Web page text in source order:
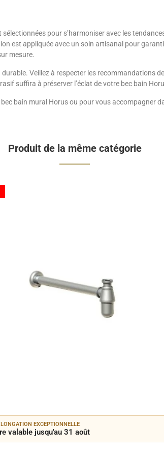
sélectionnées pour s’harmoniser avec les
est appliquée avec un soin artisanal pour
mesure.
Veillez à respecter les recommandations
suffira à préserver l’éclat de votre bec bain
bain mural Horus ou pour vous accompagner
Produit de la même catégorie
EXCEPTIONNELLE
valable jusqu'au 31 août